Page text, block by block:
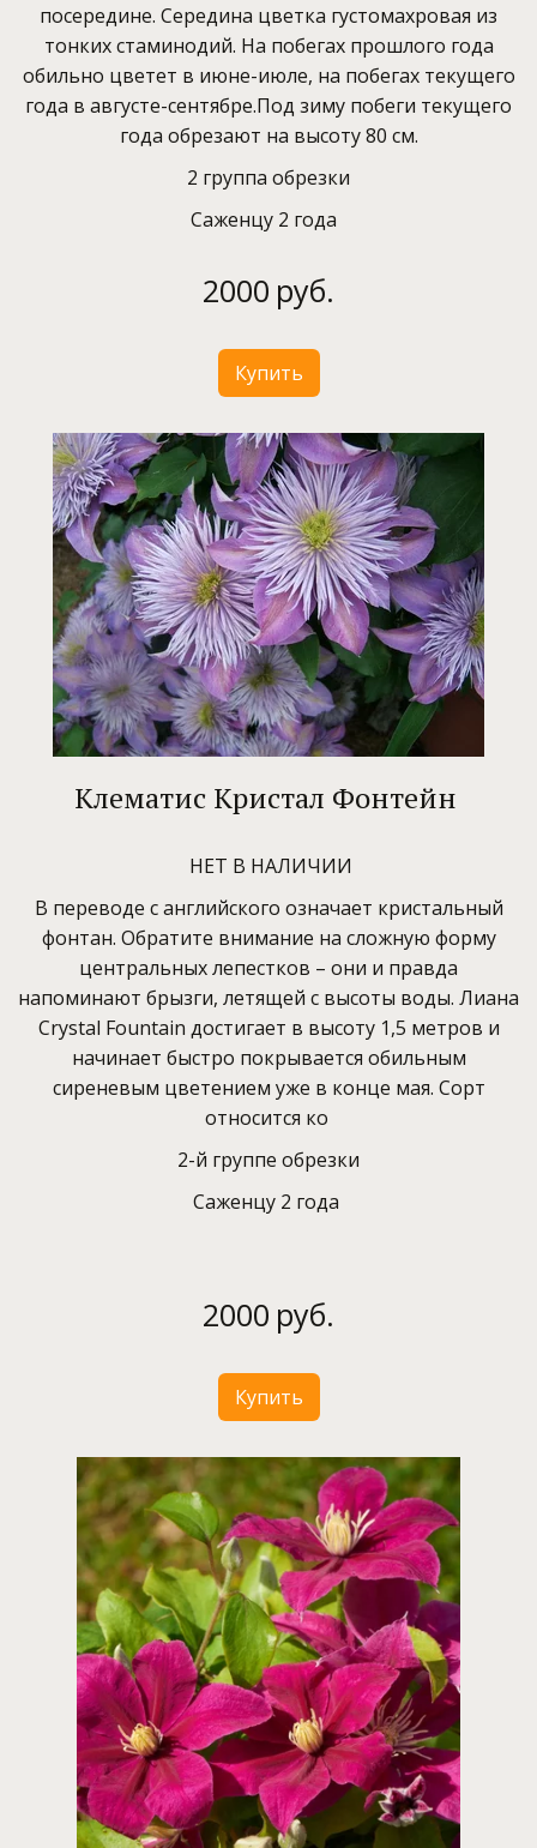
посередине. Середина цветка густомахровая из
тонких стаминодий. На побегах прошлого года
обильно цветет в июне-июле, на побегах текущего
года в августе-сентябре.Под зиму побеги текущего
года обрезают на высоту 80 см.
2 группа обрезки
Саженцу 2 года
2000 руб.
Купить
Клематис Кристал Фонтейн
НЕТ В НАЛИЧИИ
В переводе с английского означает кристальный
фонтан. Обратите внимание на сложную форму
центральных лепестков – они и правда
напоминают брызги, летящей с высоты воды. Лиана
Crystal Fountain достигает в высоту 1,5 метров и
начинает быстро покрывается обильным
сиреневым цветением уже в конце мая. Сорт
относится ко
2-й группе обрезки
Саженцу 2 года
2000 руб.
Купить